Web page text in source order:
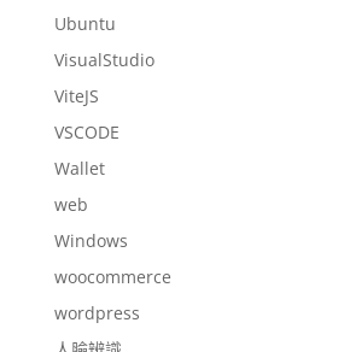
Ubuntu
VisualStudio
ViteJS
VSCODE
Wallet
web
Windows
woocommerce
wordpress